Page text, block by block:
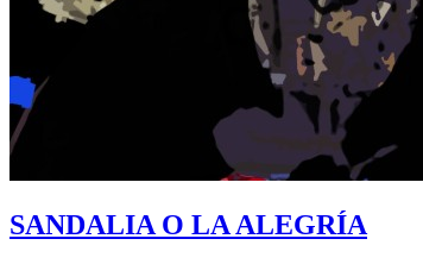
SANDALIA O LA ALEGRÍA